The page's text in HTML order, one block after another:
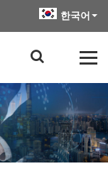
한국어